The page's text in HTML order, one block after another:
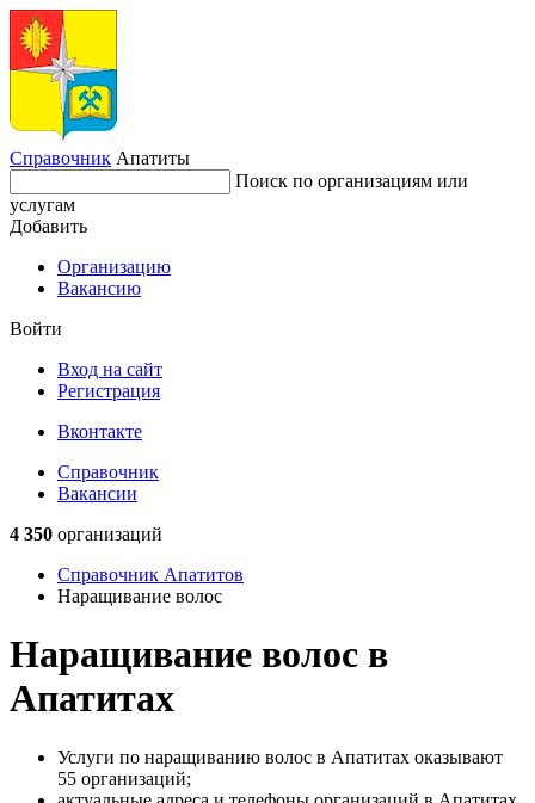
Справочник Апатиты
Поиск по организациям или
услугам
Добавить
Организацию
Вакансию
Войти
Вход на сайт
Регистрация
Вконтакте
Справочник
Вакансии
4 350 организаций
Справочник Апатитов
Наращивание волос
Наращивание волос в
Апатитах
Услуги по наращиванию волос в Апатитах оказывают
55 организаций;